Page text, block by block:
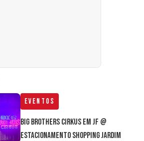
Eventos
Big Brothers Cirkus em JF @
estacionamento Shopping Jardim